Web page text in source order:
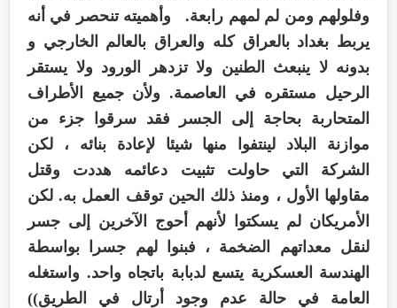
وفلولهم ومن لم لمهم رابعة. وأهميته تنحصر في أنه
يربط بغداد بالعراق كله والعراق بالعالم الخارجي و
بدونه لا ينبعث الطنين ولا تزدهر الورود ولا يستقر
الرحيل مستقره في العاصمة. ولأن جميع الأطراف
المتحاربة بحاجة إلى الجسر فقد سرقوا جزء من
موازنة البلاد لينتفوا منها شيئا لإعادة بنائه ، لكن
الشركة التي حاولت تثبيت دعائمه هددت وقتل
مقاولها الأول ، ومنذ ذلك الحين توقف العمل به. لكن
الأمريكان لم يسكتوا لأنهم أحوج الآخرين إلى جسر
لنقل معداتهم الضخمة ، فبنوا لهم جسرا بواسطة
الهندسة العسكرية يتسع لدبابة باتجاه واحد. واستغله
العامة في حالة عدم وجود أرتال في الطريق))